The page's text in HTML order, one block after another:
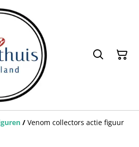
/ Venom collectors actie figuur